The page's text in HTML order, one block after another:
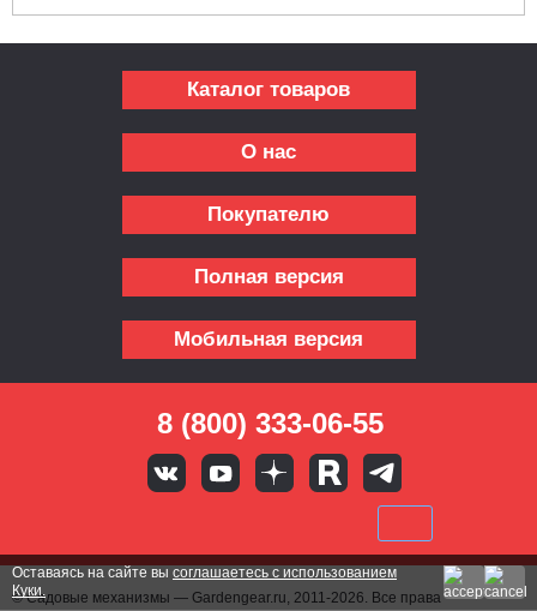
Каталог товаров
О нас
Покупателю
Полная версия
Мобильная версия
8 (800) 333-06-55
© Садовые механизмы — Gardengear.ru, 2011-2026. Все права
Оставаясь на сайте вы соглашаетесь с использованием
Куки.